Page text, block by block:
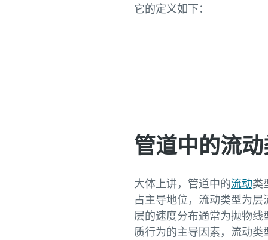
它的定义如下：
管道中的流
大体上讲，管道中的流动类
占主导地位，流动类型为
层的速度分布通常为抛物线
质行为的主导因素，流动